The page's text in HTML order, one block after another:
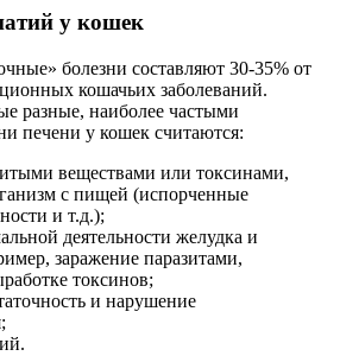
у кошек
болезни составляют 30-35% от
кошачьих заболеваний.
разные, наиболее частыми
печени у кошек считаются:
веществами или токсинами,
с пищей (испорченные
и т.д.);
деятельности желудка и
заражение паразитами,
токсинов;
и нарушение